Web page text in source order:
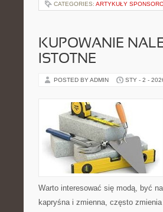
CATEGORIES: ARTYKUŁY
KUPOWANIE
ISTOTNE
POSTED BY ADMIN STY - 2 -
Warto interesować się modą, być
kapryśna i zmienna, często